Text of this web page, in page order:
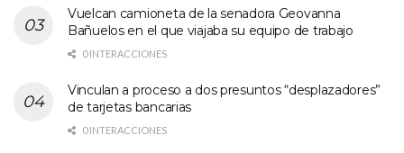
Vuelcan camioneta de la senadora Geovanna
Bañuelos en el que viajaba su equipo de trabajo
0 INTERACCIONES
Vinculan a proceso a dos presuntos “desplazadores”
de tarjetas bancarias
0 INTERACCIONES